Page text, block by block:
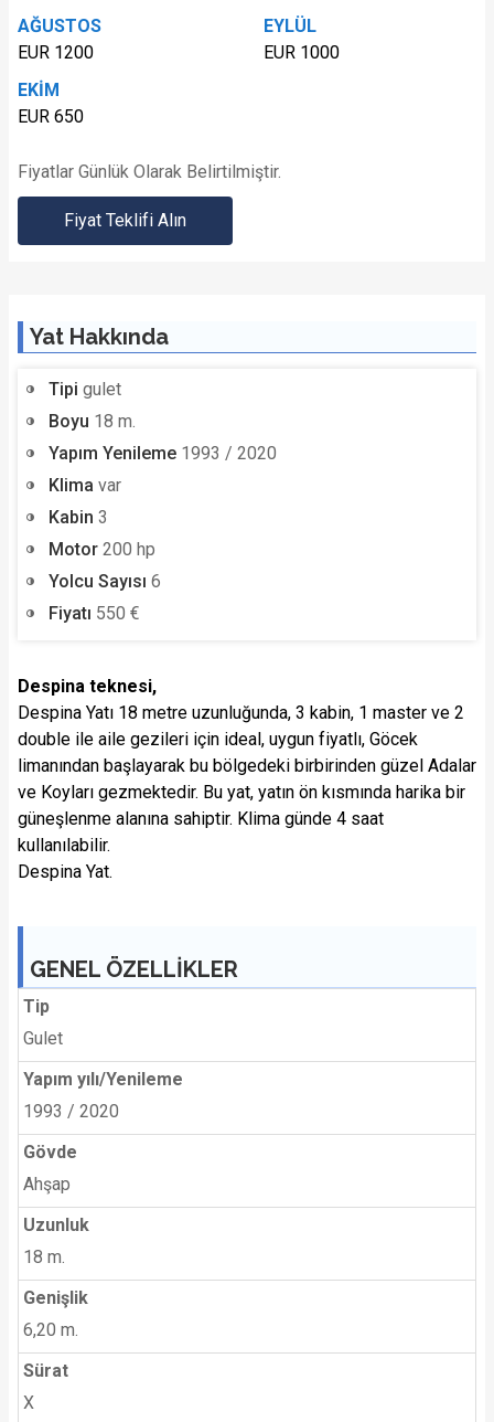
AĞUSTOS
EUR 1200
EYLÜL
EUR 1000
EKİM
EUR 650
Fiyatlar Günlük Olarak Belirtilmiştir.
Fiyat Teklifi Alın
Yat Hakkında
Tipi gulet
Boyu 18 m.
Yapım Yenileme 1993 / 2020
Klima var
Kabin 3
Motor 200 hp
Yolcu Sayısı 6
Fiyatı 550 €
Despina teknesi,
Despina Yatı 18 metre uzunluğunda, 3 kabin, 1 master ve 2
double ile aile gezileri için ideal, uygun fiyatlı, Göcek
limanından başlayarak bu bölgedeki birbirinden güzel Adalar
ve Koyları gezmektedir. Bu yat, yatın ön kısmında harika bir
güneşlenme alanına sahiptir. Klima günde 4 saat
kullanılabilir.
Despina Yat.
GENEL ÖZELLİKLER
Tip
Gulet
Yapım yılı/Yenileme
1993 / 2020
Gövde
Ahşap
Uzunluk
18 m.
Genişlik
6,20 m.
Sürat
X